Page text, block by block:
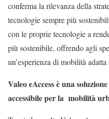
conferma la rilevanza della
tecnologie sempre più
con le proprie tecnologie a
più sostenibile, offrendo agli
un’esperienza di mobilità
Valeo eAccess è una
accessibile per la mobilità